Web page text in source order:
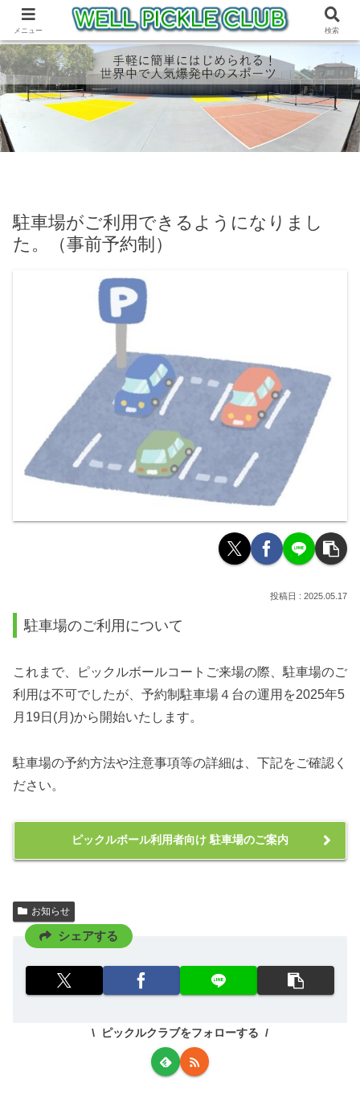
コラボイベント「HANABI」祭 開催
駐車場がご利用できるようになりまし
た。（事前予約制）
2025.05.17
駐車場のご利用について
これまで、ピックルボールコートご来場の際、駐車場のご
利用は不可でしたが、予約制駐車場４台の運用を2025年5
月19日(月)から開始いたします。
駐車場の予約方法や注意事項等の詳細は、下記をご確認く
ださい。
ピックルボール利用者向け 駐車場のご案内
お知らせ
シェアする
ピックルクラブをフォローする
メニュー 検索